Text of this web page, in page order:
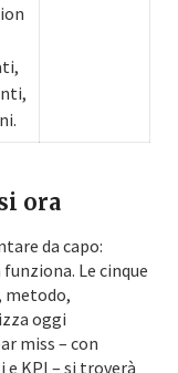
ora
da capo:
Le cinque
metodo,
oggi
miss – con
KPI – si troverà